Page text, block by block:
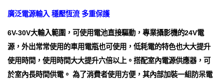
廣泛電源輸入 穩壓恆流 多重保護
6V-30V大輸入範圍，可使用電池直接驅動，專業攝影機的24V電
源，外出常常使用的車用電瓶也可使用，低耗電的特色也大大提升
使用時間，使用時間大大提升六倍以上。搭配室內電源供應器，可
於室內長時間供電。 為了消費者使用方便，其內部加裝一組防呆電